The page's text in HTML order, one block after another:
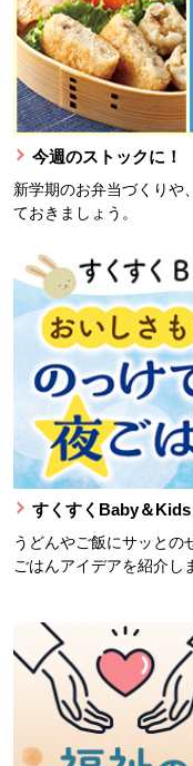
今週のストックに！
新学期のお弁当づくりや
ておきましょう。
すくすくBaby＆Kids
うどんやご飯にサッとの
ごはんアイデアを紹介し